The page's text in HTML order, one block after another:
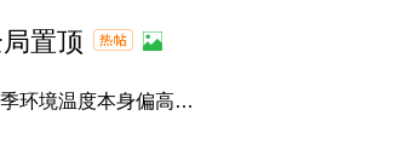
有小伙伴升级系统后，感觉手机变热了[表情]？其实并非系统升级导致手机发热[表情]夏季环境温度本身偏高[表情]️， ...